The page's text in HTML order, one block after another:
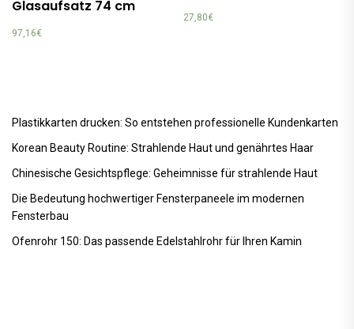
Glasaufsatz 74 cm
97,16€
27,80€
Plastikkarten drucken: So entstehen professionelle Kundenkarten
Korean Beauty Routine: Strahlende Haut und genährtes Haar
Chinesische Gesichtspflege: Geheimnisse für strahlende Haut
Die Bedeutung hochwertiger Fensterpaneele im modernen
Fensterbau
Ofenrohr 150: Das passende Edelstahlrohr für Ihren Kamin